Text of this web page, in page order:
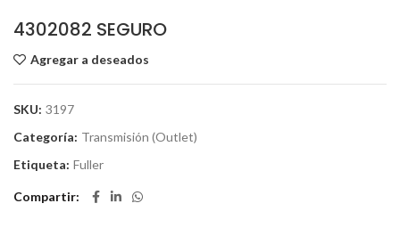
4302082 SEGURO
Agregar a deseados
SKU: 3197
Categoría: Transmisión (Outlet)
Etiqueta: Fuller
Compartir